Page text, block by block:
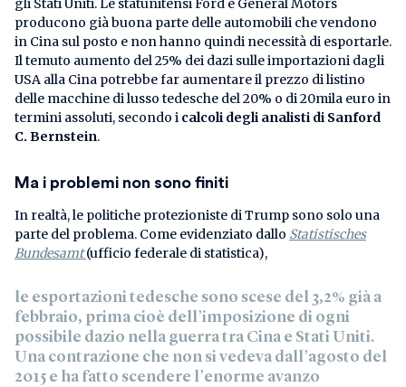
gli Stati Uniti. Le statunitensi Ford e General Motors
producono già buona parte delle automobili che vendono
in Cina sul posto e non hanno quindi necessità di esportarle.
Il temuto aumento del 25% dei dazi sulle importazioni dagli
USA alla Cina potrebbe far aumentare il prezzo di listino
delle macchine di lusso tedesche del 20% o di 20mila euro in
termini assoluti, secondo i calcoli degli analisti di Sanford
C. Bernstein.
Ma i problemi non sono finiti
In realtà, le politiche protezioniste di Trump sono solo una
parte del problema. Come evidenziato dallo Statistisches
Bundesamt (ufficio federale di statistica),
le esportazioni tedesche sono scese del 3,2% già a
febbraio, prima cioè dell’imposizione di ogni
possibile dazio nella guerra tra Cina e Stati Uniti.
Una contrazione che non si vedeva dall’agosto del
2015 e ha fatto scendere l’enorme avanzo